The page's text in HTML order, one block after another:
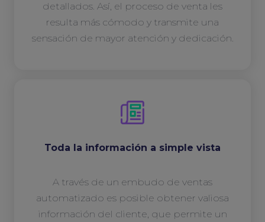
detallados. Así, el proceso de venta les
resulta más cómodo y transmite una
sensación de mayor atención y dedicación.
Toda la información a simple vista
A través de un embudo de ventas
automatizado es posible obtener valiosa
información del cliente, que permite un